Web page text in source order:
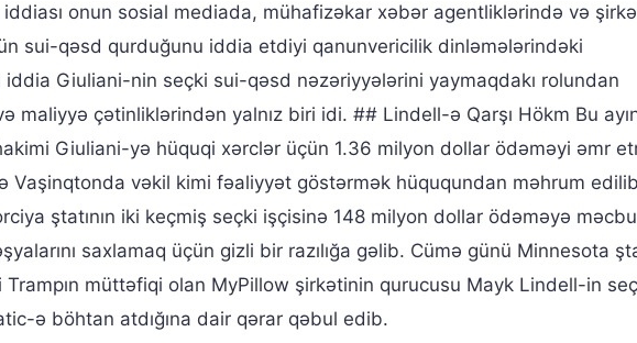
iddiası onun sosial mediada, mühafizəkar xəbər agentliklərində və
sui-qəsd qurduğunu iddia etdiyi qanunvericilik dinləmələrindəki
iddia Giuliani-nin seçki sui-qəsd nəzəriyyələrini yaymaqdakı rolundan
maliyyə çətinliklərindən yalnız biri idi. ## Lindell-ə Qarşı Hökm Bu
Giuliani-yə hüquqi xərclər üçün 1.36 milyon dollar ödəməyi əmr
Vaşinqtonda vəkil kimi fəaliyyət göstərmək hüququndan məhrum
ştatının iki keçmiş seçki işçisinə 148 milyon dollar ödəməyə
saxlamaq üçün gizli bir razılığa gəlib. Cümə günü Minnesota
müttəfiqi olan MyPillow şirkətinin qurucusu Mayk Lindell-in
ə böhtan atdığına dair qərar qəbul edib.